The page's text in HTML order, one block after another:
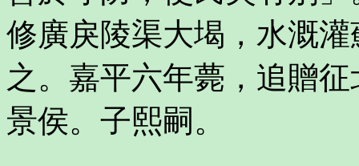
修廣戾陵渠大堨，水溉
之。嘉平六年薨，追贈
景侯。子熙嗣。